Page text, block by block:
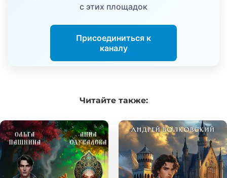
с этих площадок
Присоединиться к
каналу
Читайтетакже: